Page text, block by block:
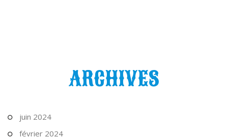
ARCHIVES
juin 2024
février 2024